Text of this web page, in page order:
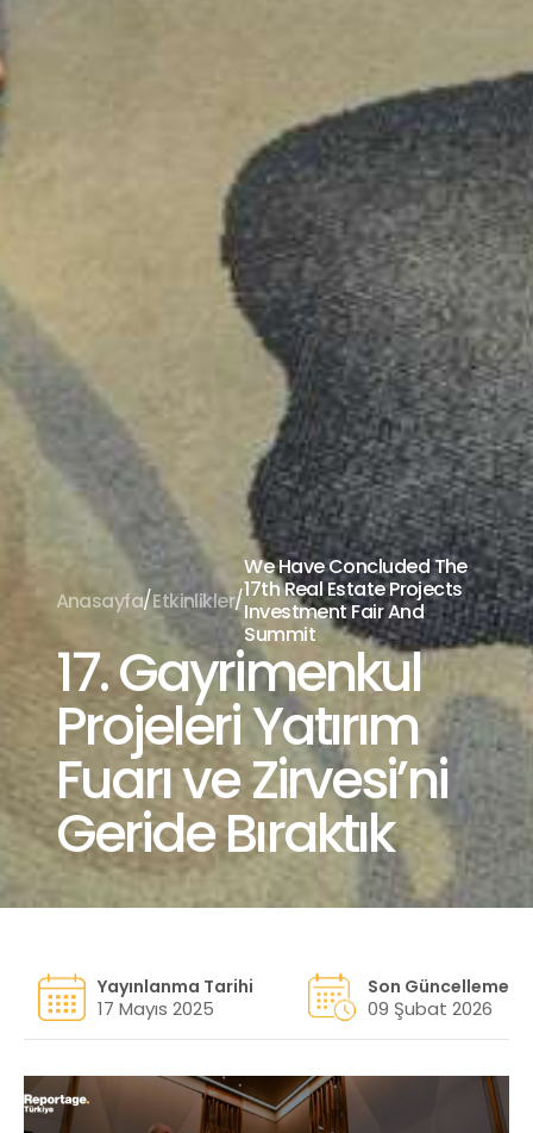
Anasayfa/Etkinlikler/
We Have Concluded The
17th Real Estate Projects
Investment Fair And
Summit
17. Gayrimenkul
Projeleri Yatırım
Fuarı ve Zirvesi’ni
Geride Bıraktık
Yayınlanma Tarihi
17 Mayıs 2025
Son Güncelleme
09 Şubat 2026